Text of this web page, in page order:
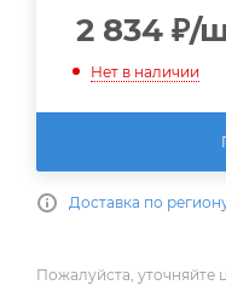
2 834 ₽/
Нет в наличии
Доставка по
Пожалуйста, уточняйте